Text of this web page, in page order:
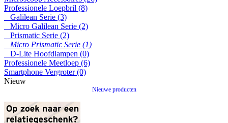
Professionele Loepbril (8)
Galilean Serie (3)
Micro Galilean Serie (2)
Prismatic Serie (2)
Micro Prismatic Serie (1)
D-Lite Hoofdlampen (0)
Professionele Meetloep (6)
Smartphone Vergroter (0)
Nieuw
Nieuwe producten